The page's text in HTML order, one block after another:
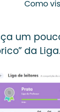
Como
um
da Liga.